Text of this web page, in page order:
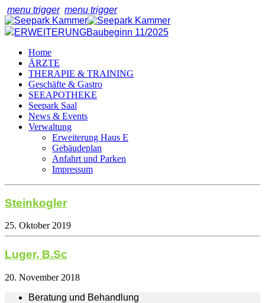
menu trigger menu trigger
ERWEITERUNGBaubeginn 11/2025
Home
ÄRZTE
THERAPIE & TRAINING
Geschäfte & Gastro
SEEAPOTHEKE
Seepark Saal
News & Events
Verwaltung
Erweiterung Haus E
Gebäudeplan
Anfahrt und Parken
Impressum
Steinkogler
25. Oktober 2019
Luger, B.Sc
20. November 2018
Beratung und Behandlung